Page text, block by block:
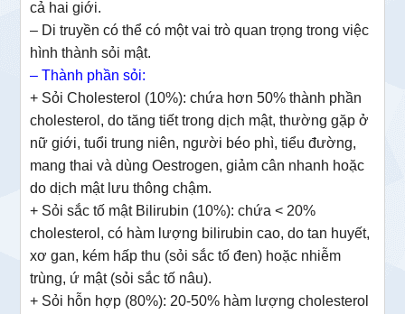
cả hai giới.
– Di truyền có thể có một vai trò quan trọng trong việc
hình thành sỏi mật.
– Thành phần sỏi:
+ Sỏi Cholesterol (10%): chứa hơn 50% thành phần
cholesterol, do tăng tiết trong dịch mật, thường gặp ở
nữ giới, tuổi trung niên, người béo phì, tiểu đường,
mang thai và dùng Oestrogen, giảm cân nhanh hoặc
do dịch mật lưu thông chậm.
+ Sỏi sắc tố mật Bilirubin (10%): chứa < 20%
cholesterol, có hàm lượng bilirubin cao, do tan huyết,
xơ gan, kém hấp thu (sỏi sắc tố đen) hoặc nhiễm
trùng, ứ mật (sỏi sắc tố nâu).
+ Sỏi hỗn hợp (80%): 20-50% hàm lượng cholesterol